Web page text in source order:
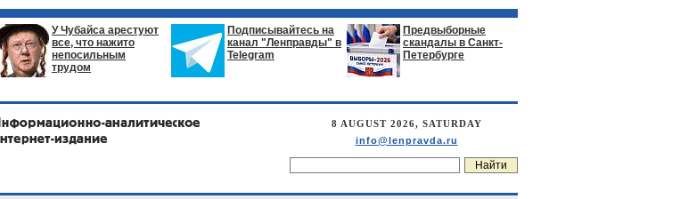
У Чубайса арестуют
все, что нажито
непосильным
трудом
Подписывайтесь на
канал "Ленправды" в
Telegram
Предвыборные
скандалы в Санкт-
Петербурге
8 AUGUST 2026, SATURDAY
info@lenpravda.ru